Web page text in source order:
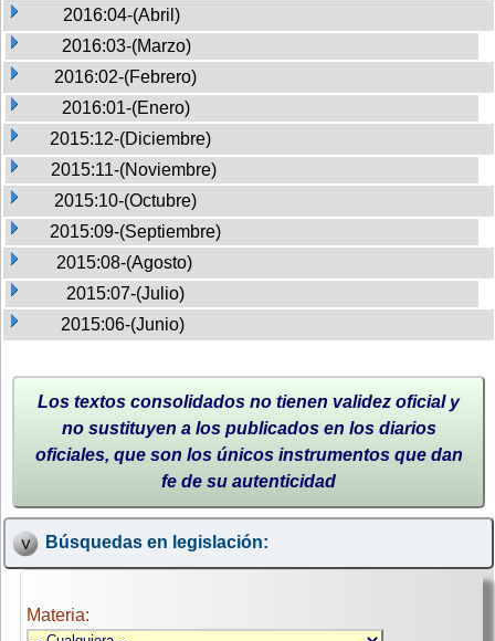
2016:04-(Abril)
2016:03-(Marzo)
2016:02-(Febrero)
2016:01-(Enero)
2015:12-(Diciembre)
2015:11-(Noviembre)
2015:10-(Octubre)
2015:09-(Septiembre)
2015:08-(Agosto)
2015:07-(Julio)
2015:06-(Junio)
Los textos consolidados no tienen validez oficial y
no sustituyen a los publicados en los diarios
oficiales, que son los únicos instrumentos que dan
fe de su autenticidad
Búsquedas en legislación:
Materia: